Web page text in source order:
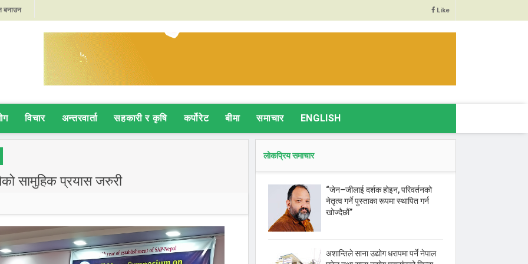
बनाउन
रामहरी
ब्याजदर
दिन
Like
विचार अन्तरवार्ता सहकारी र कृषि कर्पोरेट बीमा समाचार ENGLISH
सामुहिक प्रयास जरुरी
लोकप्रिय समाचार
“जेन–जीलाई दर्शक होइन, परिवर्तनको
नेतृत्व गर्ने पुस्ताका रूपमा स्थापित गर्न
खोज्दैछौं”
अशान्तिले साना उद्योग धरापमा पर्ने नेपाल